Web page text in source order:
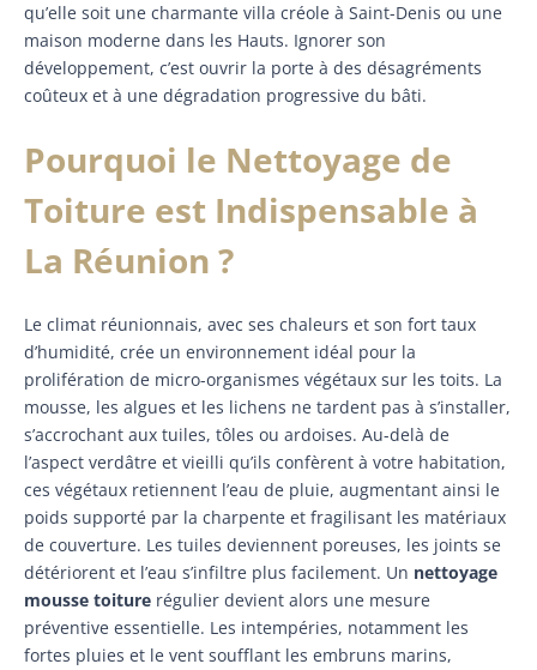
qu’elle soit une charmante villa créole à Saint-Denis ou une
maison moderne dans les Hauts. Ignorer son
développement, c’est ouvrir la porte à des désagréments
coûteux et à une dégradation progressive du bâti.
Pourquoi le Nettoyage de
Toiture est Indispensable à
La Réunion ?
Le climat réunionnais, avec ses chaleurs et son fort taux
d’humidité, crée un environnement idéal pour la
prolifération de micro-organismes végétaux sur les toits. La
mousse, les algues et les lichens ne tardent pas à s’installer,
s’accrochant aux tuiles, tôles ou ardoises. Au-delà de
l’aspect verdâtre et vieilli qu’ils confèrent à votre habitation,
ces végétaux retiennent l’eau de pluie, augmentant ainsi le
poids supporté par la charpente et fragilisant les matériaux
de couverture. Les tuiles deviennent poreuses, les joints se
détériorent et l’eau s’infiltre plus facilement. Un nettoyage
mousse toiture régulier devient alors une mesure
préventive essentielle. Les intempéries, notamment les
fortes pluies et le vent soufflant les embruns marins,